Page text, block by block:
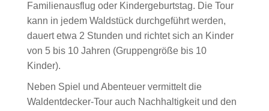
Familienausflug oder Kindergeburtstag. Die Tour
kann in jedem Waldstück durchgeführt werden,
dauert etwa 2 Stunden und richtet sich an Kinder
von 5 bis 10 Jahren (Gruppengröße bis 10
Kinder).
Neben Spiel und Abenteuer vermittelt die
Waldentdecker-Tour auch Nachhaltigkeit und den